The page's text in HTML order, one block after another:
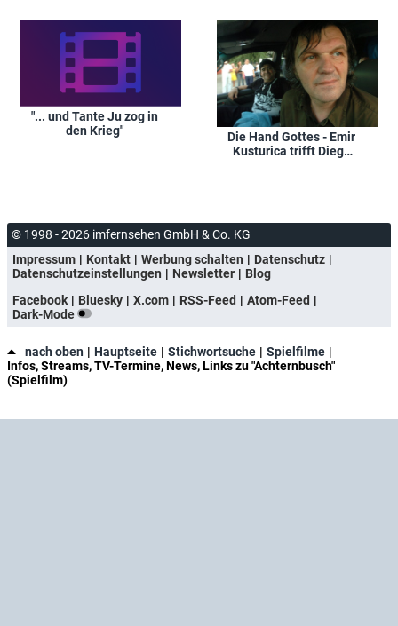
"... und Tante Ju zog in
den Krieg"
Die Hand Gottes - Emir
Kusturica trifft Diego
© 1998 - 2026 imfernsehen GmbH & Co. KG
Impressum
Kontakt Werbung schalten
Datenschutz
Datenschutzeinstellungen
Newsletter
Blog
Facebook
Bluesky X.com RSS-Feed
Atom-Feed
Dark-Mode
nach oben Hauptseite Stichwortsuche
Spielfilme
Infos, Streams, TV-Termine, News, Links zu "Achternbusch"
(Spielfilm)